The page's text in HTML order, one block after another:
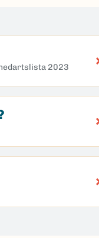
2023